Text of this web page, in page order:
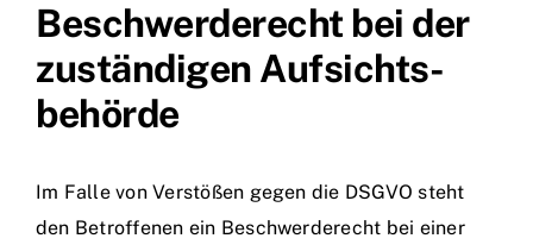
Beschwerde­recht bei der
zuständigen Aufsichts­
behörde
Im Falle von Verstößen gegen die DSGVO steht
den Betroffenen ein Beschwerderecht bei einer